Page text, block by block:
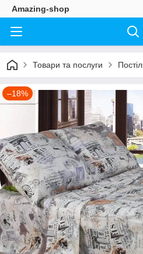
Amazing-shop
Товари та послуги
–18%